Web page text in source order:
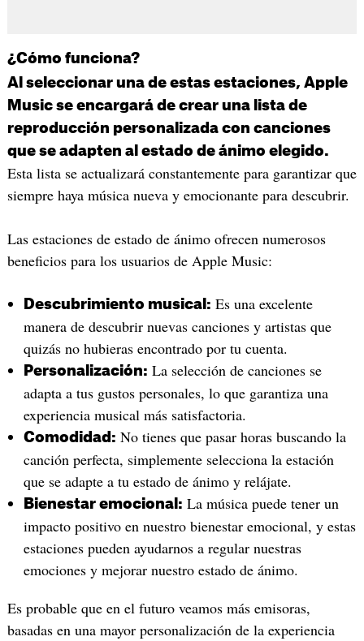
¿Cómo funciona?
Al seleccionar una de estas estaciones, Apple
Music se encargará de crear una lista de
reproducción personalizada con canciones
que se adapten al estado de ánimo elegido.
Esta lista se actualizará constantemente para garantizar que
siempre haya música nueva y emocionante para descubrir.
Las estaciones de estado de ánimo ofrecen numerosos
beneficios para los usuarios de Apple Music:
Descubrimiento musical: Es una excelente
manera de descubrir nuevas canciones y artistas que
quizás no hubieras encontrado por tu cuenta.
Personalización: La selección de canciones se
adapta a tus gustos personales, lo que garantiza una
experiencia musical más satisfactoria.
Comodidad: No tienes que pasar horas buscando la
canción perfecta, simplemente selecciona la estación
que se adapte a tu estado de ánimo y relájate.
Bienestar emocional: La música puede tener un
impacto positivo en nuestro bienestar emocional, y estas
estaciones pueden ayudarnos a regular nuestras
emociones y mejorar nuestro estado de ánimo.
Es probable que en el futuro veamos más emisoras,
basadas en una mayor personalización de la experiencia